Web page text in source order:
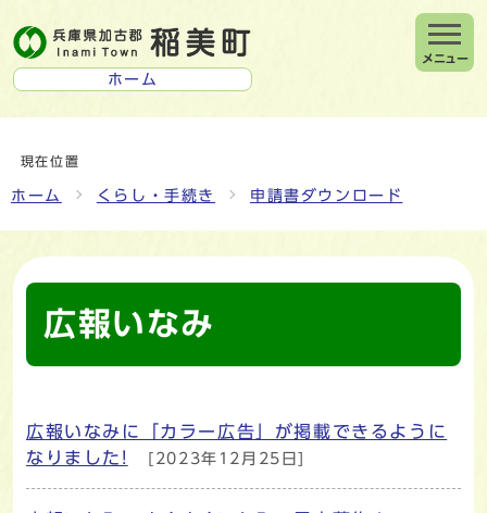
ホーム
メニュー
現在位置
ホーム くらし・手続き 申請書ダウンロード
広報いなみ
メインメニュー
広報いなみに「カラー広告」が掲載できるように
なりました!
[2023年12月25日]